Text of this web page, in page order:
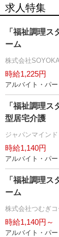
求人特集
「福祉調理
ーム
株式会社
時給1,225円
アルバイト・パ
「福祉調理
型居宅介護
ジャパンマイン
時給1,140円
アルバイト・パ
「福祉調理
ーム
株式会社つむぎ
時給1,140円～
アルバイト・パ